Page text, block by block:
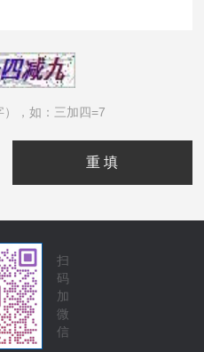
，如：三加四=7
扫
码
加
微
信